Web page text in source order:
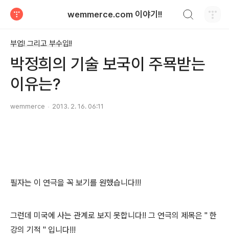
wemmerce.com 이야기!!
부업! 그리고 부수입!!
박정희의 기술 보국이 주묙받는
이유는?
wemmerce 2013. 2. 16. 06:11
필자는 이 연극을 꼭 보기를 원했습니다!!!
그런데 미국에 사는 관계로 보지 못합니다!! 그 연극의 제목은 " 한
강의 기적 " 입니다!!!